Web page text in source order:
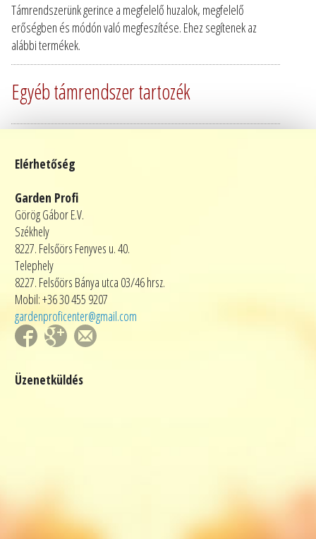
Támrendszerünk gerince a megfelelő huzalok, megfelelő
erőségben és módón való megfeszítése. Ehez segítenek az
alábbi termékek.
Egyéb támrendszer tartozék
Elérhetőség
Garden Profi
Görög Gábor E.V.
Székhely
8227. Felsőörs Fenyves u. 40.
Telephely
8227. Felsőörs Bánya utca 03/46 hrsz.
Mobil: +36 30 455 9207
gardenproficenter@gmail.com
Üzenetküldés